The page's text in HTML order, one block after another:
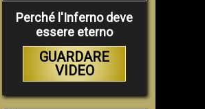
Perché l'Inferno deve
essere eterno
GUARDARE
VIDEO